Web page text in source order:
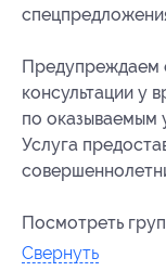
Предупреждаем
консультации у
по оказываемым
Услуга
Посмотреть
Свернуть